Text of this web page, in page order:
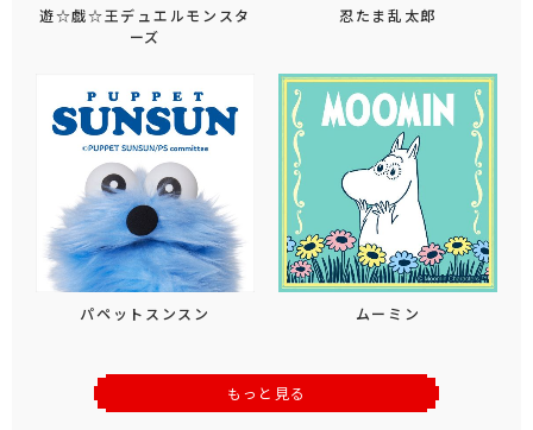
遊☆戯☆王デュエルモンスタ
ーズ
忍たま乱太郎
パペットスンスン ムーミン
もっと見る